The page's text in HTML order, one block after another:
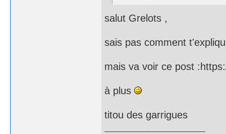
salut Grelots ,
sais pas comment
mais va voir ce post
à plus
titou des garrigues